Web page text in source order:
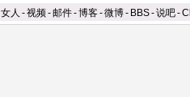
女人 -视频-邮件-博客-微博- BBS-说吧-